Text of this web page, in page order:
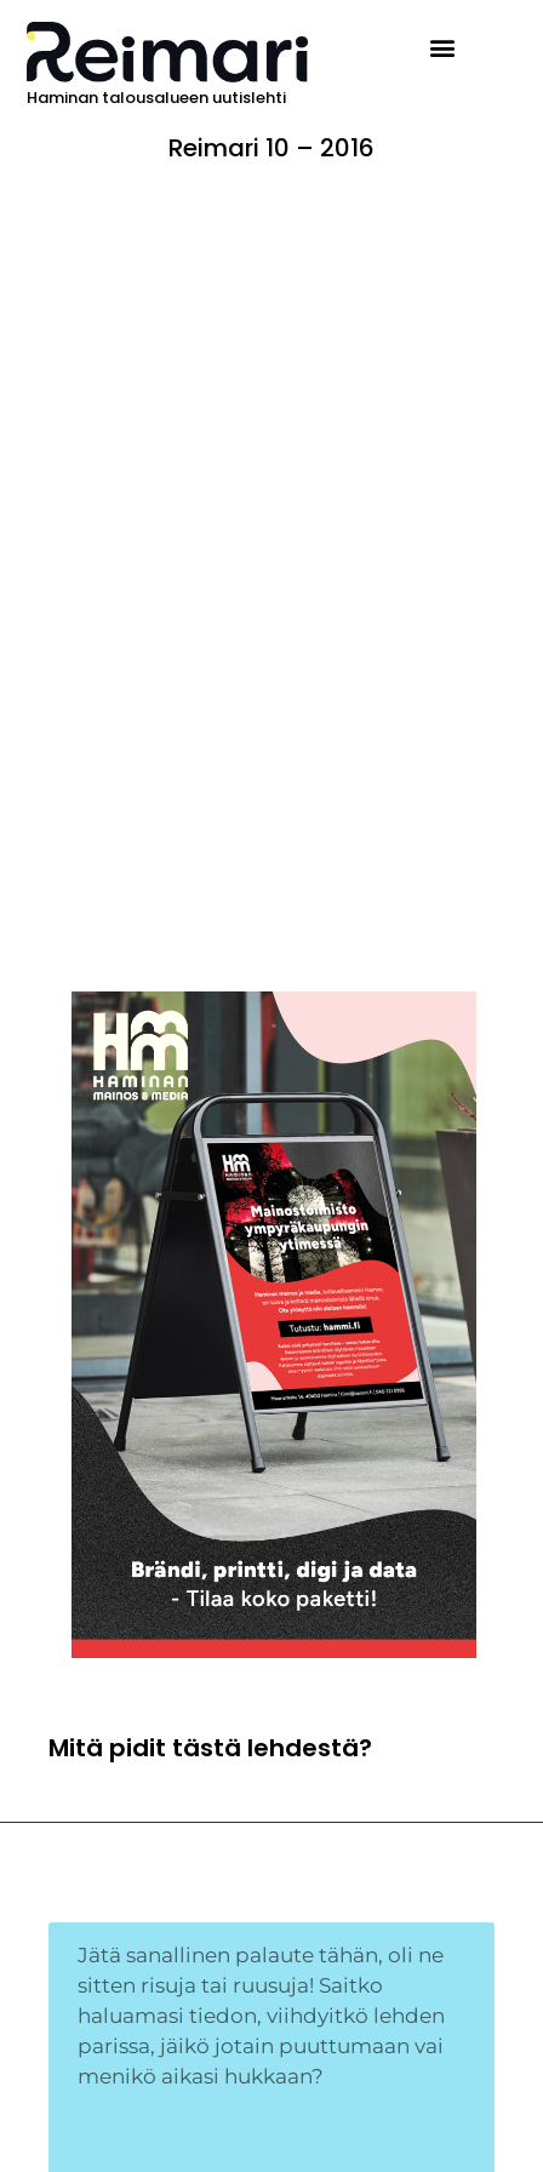
Haminan talousalueen uutislehti
Reimari 10 – 2016
Mitä pidit tästä lehdestä?